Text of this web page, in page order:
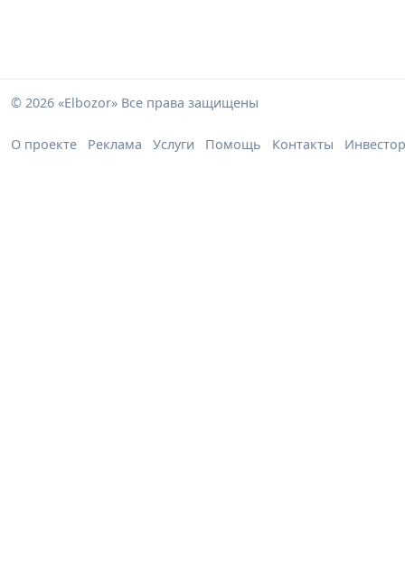
© 2026 «Elbozor» Все права защищены
О проекте Реклама Услуги Помощь Контакты